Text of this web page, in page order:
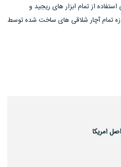
از تمام ابزار های ریجید و
تمام آچار شلاقی های ساخت شده توسط